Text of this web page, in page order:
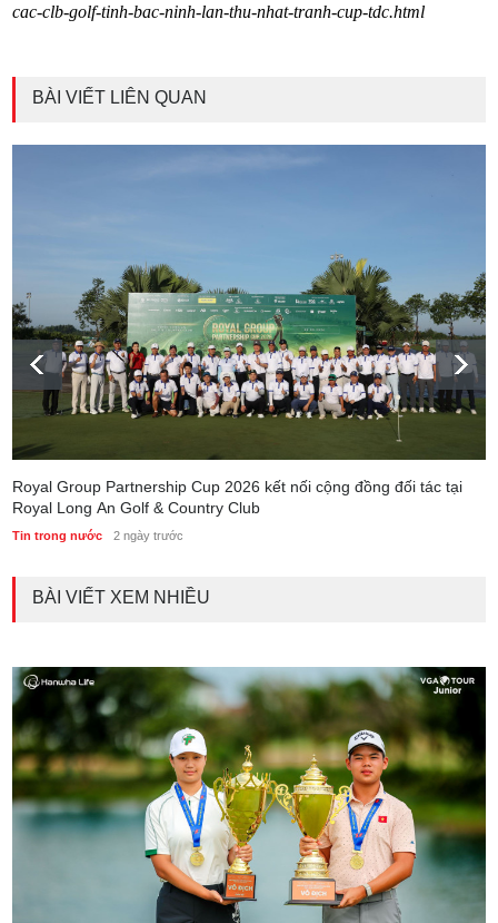
cac-clb-golf-tinh-bac-ninh-lan-thu-nhat-tranh-cup-tdc.html
BÀI VIẾT LIÊN QUAN
Royal Group Partnership Cup 2026 kết nối cộng đồng đối tác tại
Royal Long An Golf & Country Club
Tin trong nước 2 ngày trước
BÀI VIẾT XEM NHIỀU